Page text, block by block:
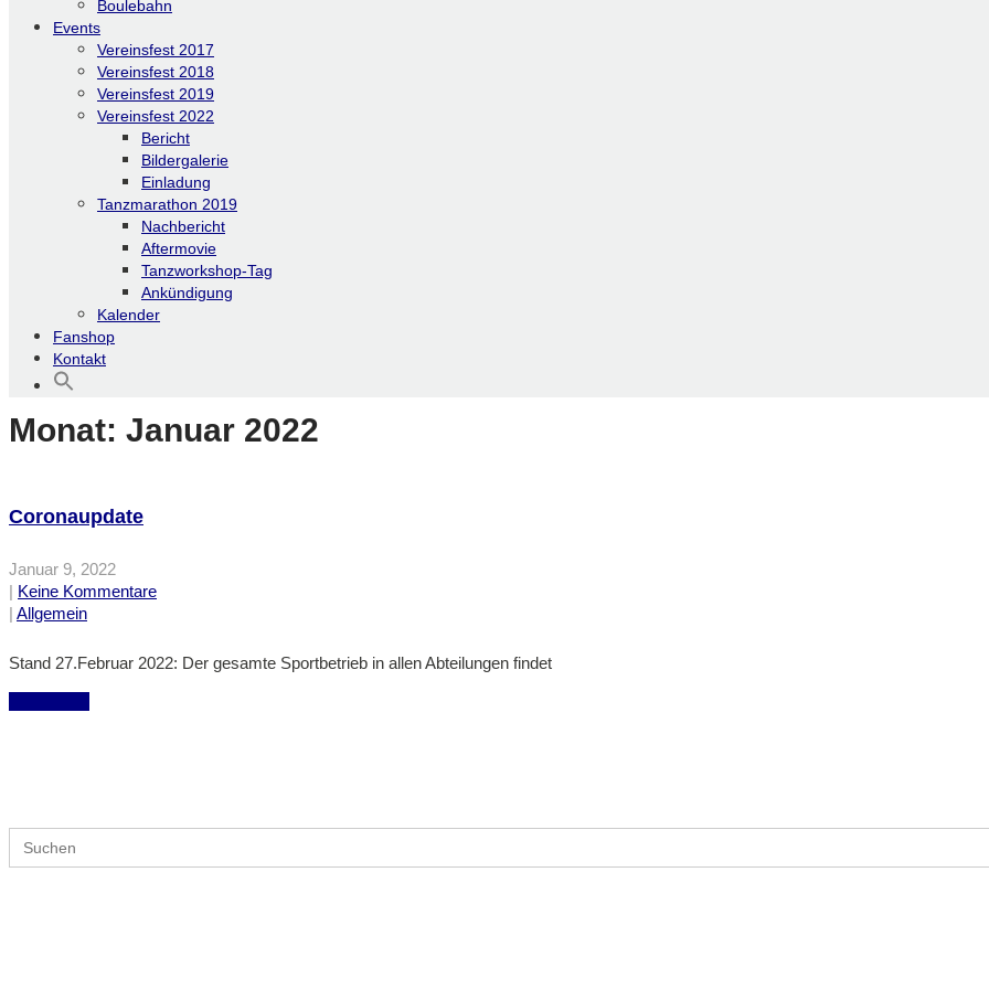
Boulebahn
Events
Vereinsfest 2017
Vereinsfest 2018
Vereinsfest 2019
Vereinsfest 2022
Bericht
Bildergalerie
Einladung
Tanzmarathon 2019
Nachbericht
Aftermovie
Tanzworkshop-Tag
Ankündigung
Kalender
Fanshop
Kontakt
Monat: Januar 2022
Coronaupdate
Januar 9, 2022
| Keine Kommentare
| Allgemein
Stand 27.Februar 2022: Der gesamte Sportbetrieb in allen Abteilungen findet
Search
for: